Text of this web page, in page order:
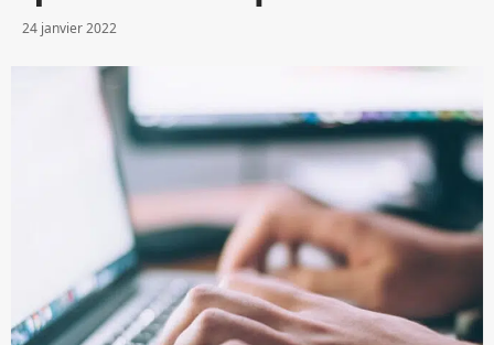
24 janvier 2022